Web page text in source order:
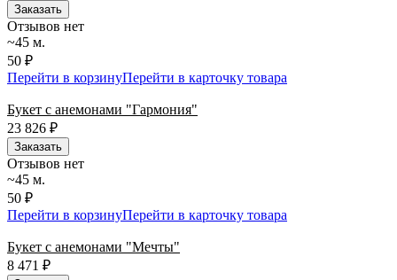
Заказать
Отзывов нет
~45 м.
50 ₽
Перейти в корзинуПерейти в карточку товара
Букет с анемонами "Гармония"
23 826 ₽
Заказать
Отзывов нет
~45 м.
50 ₽
Перейти в корзинуПерейти в карточку товара
Букет с анемонами "Мечты"
8 471
₽